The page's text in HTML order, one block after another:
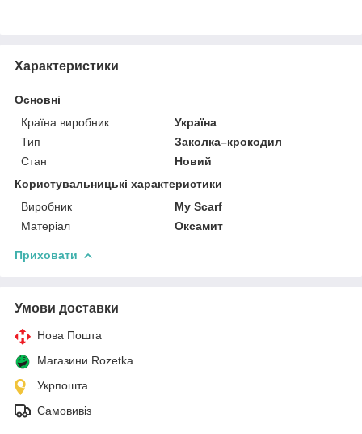
Характеристики
Основні
Країна виробник
Україна
Тип
Заколка–крокодил
Стан
Новий
Користувальницькі характеристики
Виробник
My Scarf
Матеріал
Оксамит
Приховати
Умови доставки
Нова Пошта
Магазини Rozetka
Укрпошта
Самовивіз